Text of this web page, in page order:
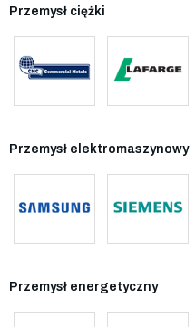
Przemysł ciężki
Przemysł elektromaszynowy
Przemysł energetyczny